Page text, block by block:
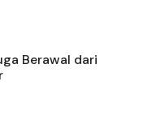
Berawal dari